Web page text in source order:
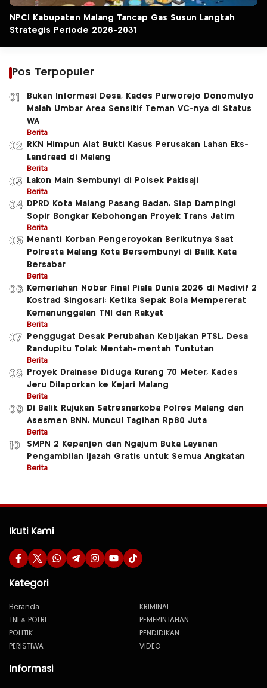
NPCI Kabupaten Malang Tancap Gas Susun Langkah
Strategis Periode 2026-2031
Pos Terpopuler
01
Bukan Informasi Desa, Kades Purworejo Donomulyo
Malah Umbar Area Sensitif Teman VC-nya di Status
WA
Berita
02
RKN Himpun Alat Bukti Kasus Perusakan Lahan Eks-
Landraad di Malang
Berita
03 Lakon Main Sembunyi di Polsek Pakisaji
Berita
04
DPRD Kota Malang Pasang Badan, Siap Dampingi
Sopir Bongkar Kebohongan Proyek Trans Jatim
Berita
05
Menanti Korban Pengeroyokan Berikutnya Saat
Polresta Malang Kota Bersembunyi di Balik Kata
Bersabar
Berita
06
Kemeriahan Nobar Final Piala Dunia 2026 di Madivif 2
Kostrad Singosari: Ketika Sepak Bola Mempererat
Kemanunggalan TNI dan Rakyat
Berita
07
Penggugat Desak Perubahan Kebijakan PTSL, Desa
Randupitu Tolak Mentah-mentah Tuntutan
Berita
08
Proyek Drainase Diduga Kurang 70 Meter, Kades
Jeru Dilaporkan ke Kejari Malang
Berita
09
Di Balik Rujukan Satresnarkoba Polres Malang dan
Asesmen BNN, Muncul Tagihan Rp80 Juta
Berita
10
SMPN 2 Kepanjen dan Ngajum Buka Layanan
Pengambilan Ijazah Gratis untuk Semua Angkatan
Berita
Ikuti Kami
Kategori
Beranda
KRIMINAL
TNI & POLRI
PEMERINTAHAN
POLITIK
PENDIDIKAN
PERISTIWA
VIDEO
Informasi